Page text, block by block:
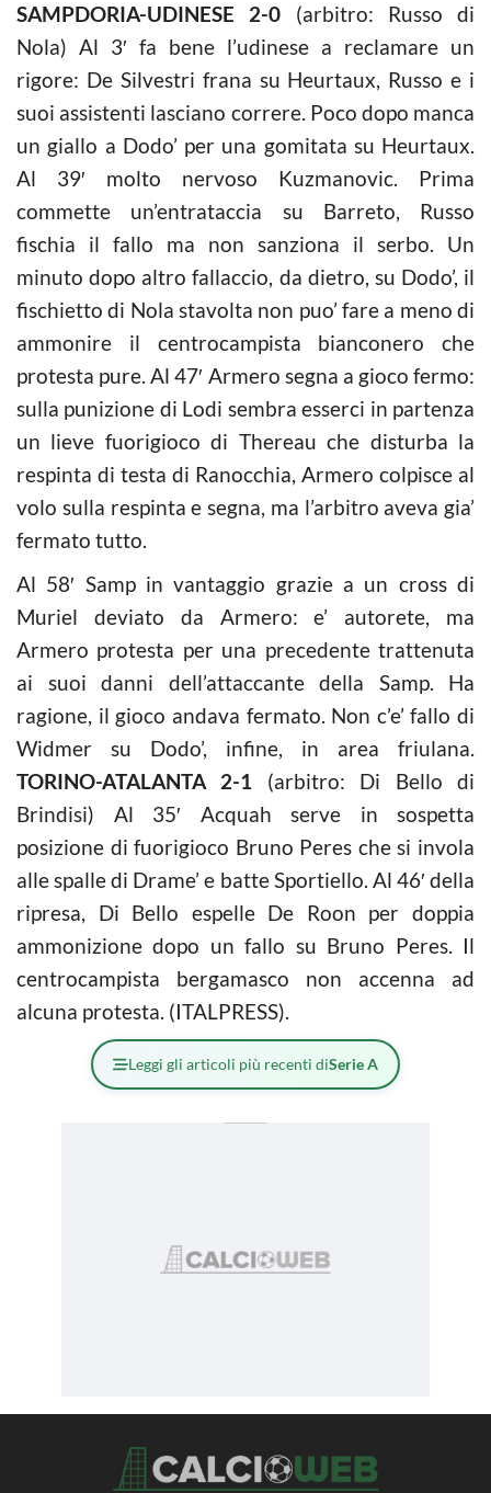
SAMPDORIA-UDINESE 2-0 (arbitro: Russo di
Nola) Al 3′ fa bene l’udinese a reclamare un
rigore: De Silvestri frana su Heurtaux, Russo e i
suoi assistenti lasciano correre. Poco dopo manca
un giallo a Dodo’ per una gomitata su Heurtaux.
Al 39′ molto nervoso Kuzmanovic. Prima
commette un’entrataccia su Barreto, Russo
fischia il fallo ma non sanziona il serbo. Un
minuto dopo altro fallaccio, da dietro, su Dodo’, il
fischietto di Nola stavolta non puo’ fare a meno di
ammonire il centrocampista bianconero che
protesta pure. Al 47′ Armero segna a gioco fermo:
sulla punizione di Lodi sembra esserci in partenza
un lieve fuorigioco di Thereau che disturba la
respinta di testa di Ranocchia, Armero colpisce al
volo sulla respinta e segna, ma l’arbitro aveva gia’
fermato tutto.
Al 58′ Samp in vantaggio grazie a un cross di
Muriel deviato da Armero: e’ autorete, ma
Armero protesta per una precedente trattenuta
ai suoi danni dell’attaccante della Samp. Ha
ragione, il gioco andava fermato. Non c’e’ fallo di
Widmer su Dodo’, infine, in area friulana.
TORINO-ATALANTA 2-1 (arbitro: Di Bello di
Brindisi) Al 35′ Acquah serve in sospetta
posizione di fuorigioco Bruno Peres che si invola
alle spalle di Drame’ e batte Sportiello. Al 46′ della
ripresa, Di Bello espelle De Roon per doppia
ammonizione dopo un fallo su Bruno Peres. Il
centrocampista bergamasco non accenna ad
alcuna protesta. (ITALPRESS).
Leggi gli articoli più recenti diSerie A